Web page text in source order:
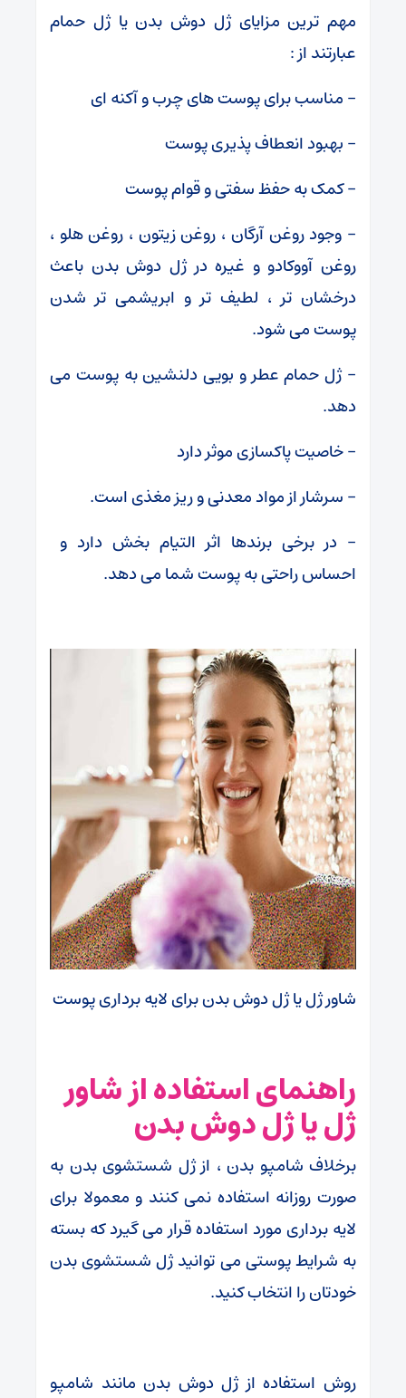
مهم ترین مزایای ژل دوش بدن یا ژل حمام
عبارتند از :
– مناسب برای پوست های چرب و آکنه ای
– بهبود انعطاف پذیری پوست
– کمک به حفظ سفتی و قوام پوست
– وجود روغن آرگان ، روغن زیتون ، روغن هلو ،
روغن آووکادو و غیره در ژل دوش بدن باعث
درخشان تر ، لطیف تر و ابریشمی تر شدن
پوست می شود.
– ژل حمام عطر و بویی دلنشین به پوست می
دهد.
– خاصیت پاکسازی موثر دارد
– سرشار از مواد معدنی و ریز مغذی است.
– در برخی برندها اثر التیام بخش دارد و
احساس راحتی به پوست شما می دهد.
شاور ژل یا ژل دوش بدن برای لایه برداری پوست
راهنمای استفاده از شاور
ژل یا ژل دوش بدن
برخلاف شامپو بدن ، از ژل شستشوی بدن به
صورت روزانه استفاده نمی کنند و معمولا برای
لایه برداری مورد استفاده قرار می گیرد که بسته
به شرایط پوستی می توانید ژل شستشوی بدن
خودتان را انتخاب کنید.
روش استفاده از ژل دوش بدن مانند شامپو